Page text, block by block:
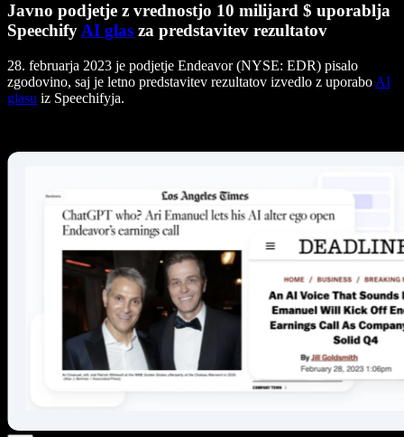
Javno podjetje z vrednostjo 10 milijard $ uporablja
SpeechifyAI glas za predstavitev rezultatov
28. februarja 2023 je podjetje Endeavor (NYSE: EDR) pisalo
zgodovino, saj je letno predstavitev rezultatov izvedlo z uporabo AI
glasu iz Speechifyja.